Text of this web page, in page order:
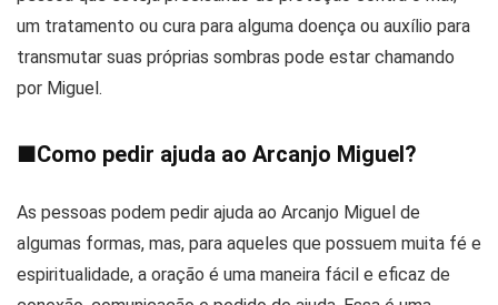
um tratamento ou cura para alguma doença ou auxílio para
transmutar suas próprias sombras pode estar chamando
por Miguel.
■Como pedir ajuda ao Arcanjo Miguel?
As pessoas podem pedir ajuda ao Arcanjo Miguel de
algumas formas, mas, para aqueles que possuem muita fé e
espiritualidade, a oração é uma maneira fácil e eficaz de